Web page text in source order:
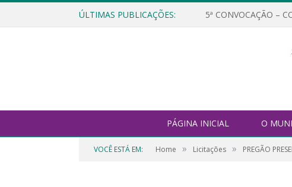
ÚLTIMAS PUBLICAÇÕES: 5ª CONVOCAÇÃO –
PÁGINA INICIAL O
VOCÊ ESTÁ EM: Home » Licitações » PREGÃO